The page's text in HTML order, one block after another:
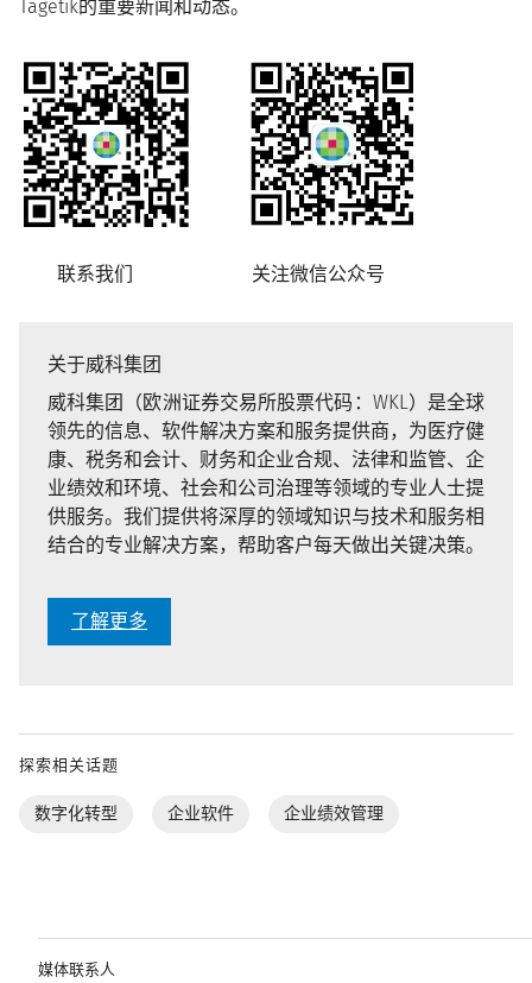
Tagetik的重要新闻和动态。
联系我们 关注微信公众号
关于威科集团
威科集团（欧洲证券交易所股票代码：WKL）是全球
领先的信息、软件解决方案和服务提供商，为医疗健
康、税务和会计、财务和企业合规、法律和监管、企
业绩效和环境、社会和公司治理等领域的专业人士提
供服务。我们提供将深厚的领域知识与技术和服务相
结合的专业解决方案，帮助客户每天做出关键决策。
了解更多
探索相关话题
数字化转型 企业软件 企业绩效管理
媒体联系人